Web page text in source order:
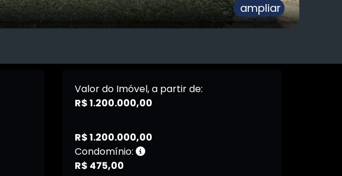
ampliar
Valor do Imóvel, a partir de:
R$ 1.200.000,00
R$ 1.200.000,00
Condomínio:
R$ 475,00